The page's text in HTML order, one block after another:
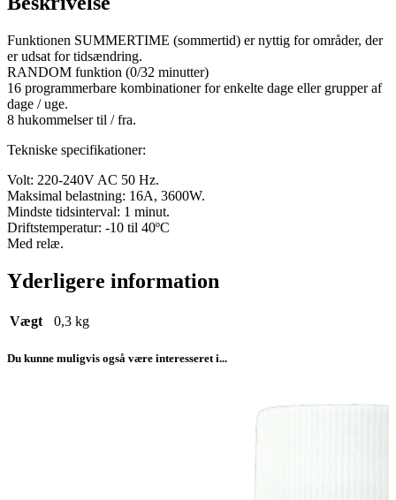
Funktionen SUMMERTIME (sommertid) er nyttig for områder, der
er udsat for tidsændring.
RANDOM funktion (0/32 minutter)
16 programmerbare kombinationer for enkelte dage eller grupper af
dage / uge.
8 hukommelser til / fra.
Tekniske specifikationer:
Volt: 220-240V AC 50 Hz.
Maksimal belastning: 16A, 3600W.
Mindste tidsinterval: 1 minut.
Driftstemperatur: -10 til 40ºC
Med relæ.
Yderligere information
Vægt 0,3 kg
Du kunne muligvis også være interesseret i...